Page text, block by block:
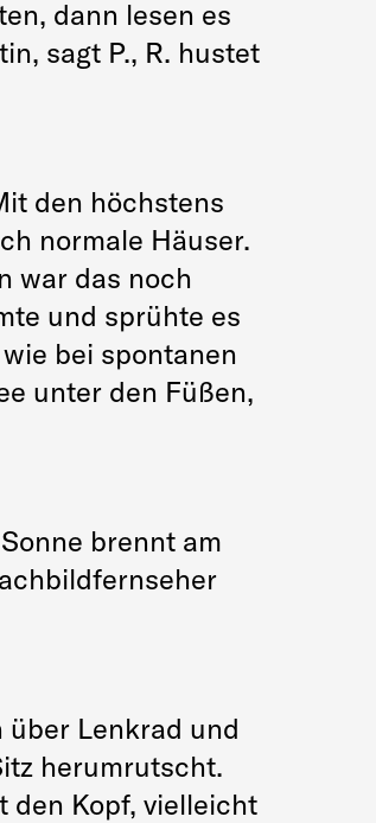
dann lesen es
sagt P., R. hustet
den höchstens
normale Häuser.
war das noch
und sprühte es
bei spontanen
unter den Füßen,
brennt am
Lenkrad und
herumrutscht.
den Kopf, vielleicht